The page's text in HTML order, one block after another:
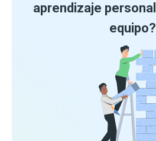
aprendizaje
equipo?